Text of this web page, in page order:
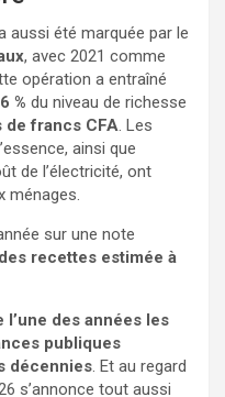
aussi été marquée par le
, avec 2021 comme
opération a entraîné
% du niveau de richesse
de francs CFA. Les
ainsi que
de l’électricité, ont
ménages.
sur une note
recettes estimée à
l’une des années les
publiques
décennies. Et au regard
s’annonce tout aussi